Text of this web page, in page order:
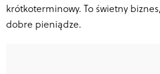
krótkoterminowy. To świetny
dobre pieniądze.